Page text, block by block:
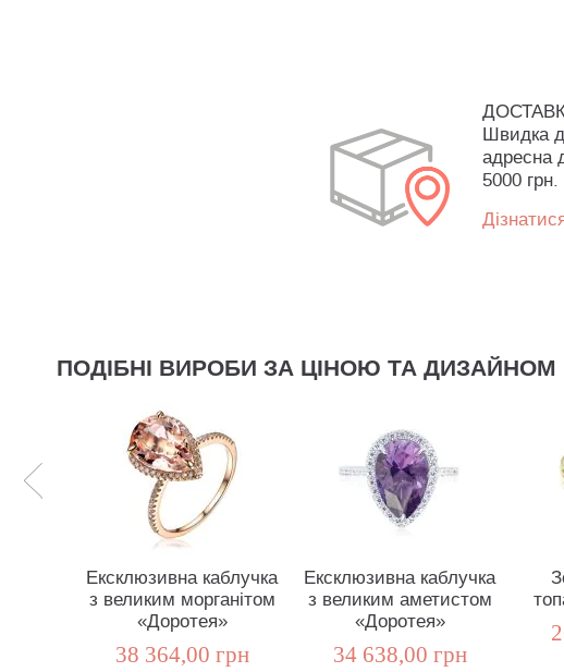
Швидка
адресна
5000 грн.
ПОДІБНІ ВИРОБИ ЗА ЦІНОЮ ТА ДИЗАЙНОМ
Ексклюзивна каблучка
з великим морганітом
«Доротея»
38 364,00 грн
Ексклюзивна каблучка
з великим аметистом
«Доротея»
34 638,00 грн